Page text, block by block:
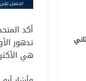
أكد
تدهور
هي